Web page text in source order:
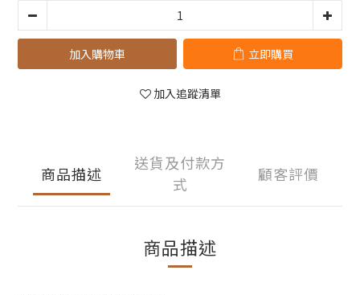
加入購物車 立即購買
加入追蹤清單
商品描述
送貨及付款方
式
顧客評價
商品描述